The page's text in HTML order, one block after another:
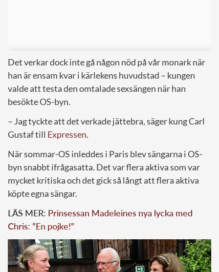
Det verkar dock inte gå någon nöd på vår monark när
han är ensam kvar i kärlekens huvudstad – kungen
valde att testa den omtalade sexsängen när han
besökte OS-byn.
– Jag tyckte att det verkade jättebra, säger kung Carl
Gustaf till Expressen.
När sommar-OS inleddes i Paris blev sängarna i OS-
byn snabbt ifrågasatta. Det var flera aktiva som var
mycket kritiska och det gick så långt att flera aktiva
köpte egna sängar.
LÄS MER: Prinsessan Madeleines nya lycka med
Chris: ”En pojke!”